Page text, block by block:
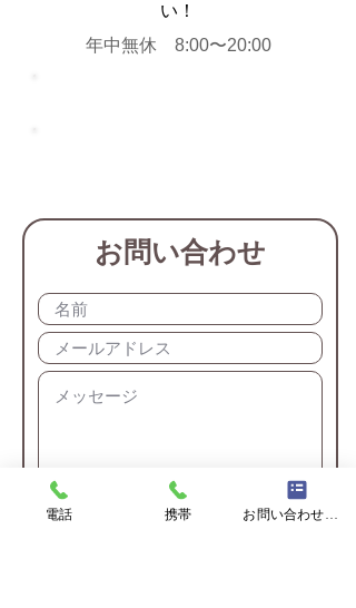
い！
年中無休 8:00〜20:00
お問い合わせ
電話 携帯